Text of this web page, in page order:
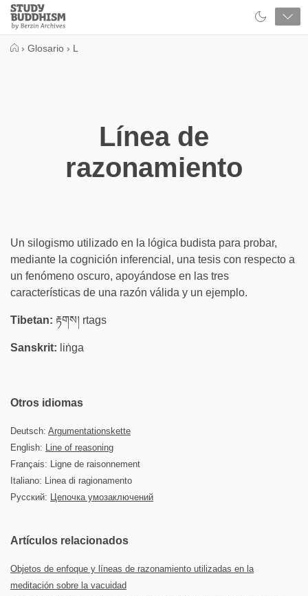
Close
Study
Buddhism
› Glosario › L
Línea de
razonamiento
Un silogismo utilizado en la lógica budista para probar,
mediante la cognición inferencial, una tesis con respecto a
un fenómeno oscuro, apoyándose en las tres
características de una razón válida y un ejemplo.
Tibetan: རྟགས། rtags
Sanskrit: liṅga
Otros idiomas
Deutsch: Argumentationskette
English: Line of reasoning
Français: Ligne de raisonnement
Italiano: Linea di ragionamento
Русский: Цепочка умозаключений
Artículos relacionados
Objetos de enfoque y líneas de razonamiento utilizadas en la
meditación sobre la vacuidad